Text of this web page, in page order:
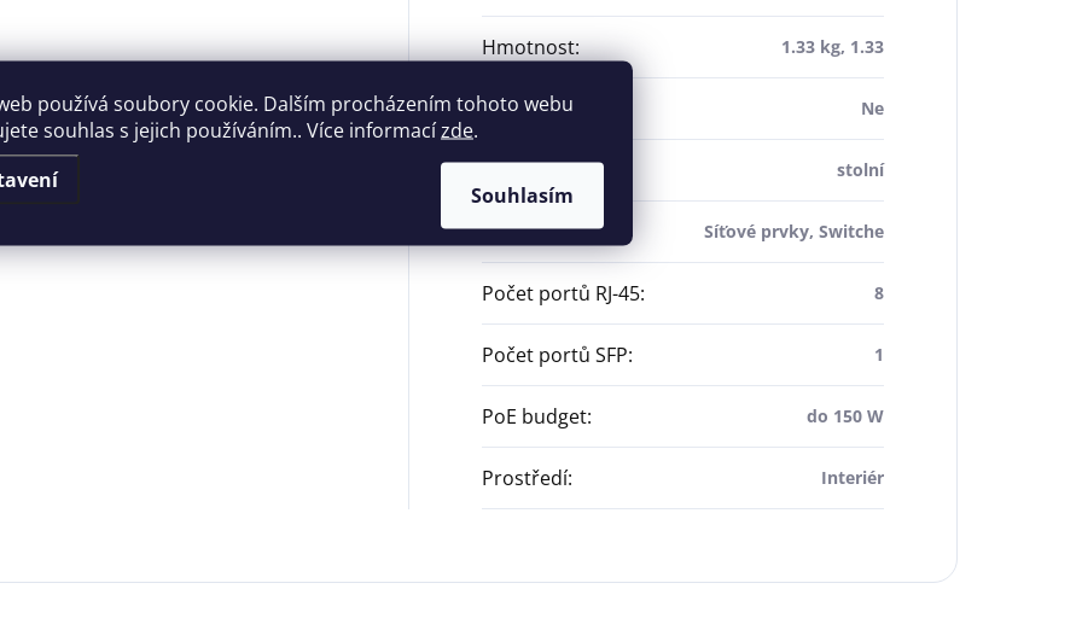
používá soubory cookie. Dalším procházením tohoto webu
souhlas s jejich používáním.. Více informacízde.
Souhlasím
Hmotnost: 1.33 kg, 1.33
Management Ne
Provedení: stolní
Typ produktu Síťové prvky, Switche
Počet portů RJ-45: 8
Počet portů SFP: 1
PoE budget: do 150 W
Prostředí: Interiér